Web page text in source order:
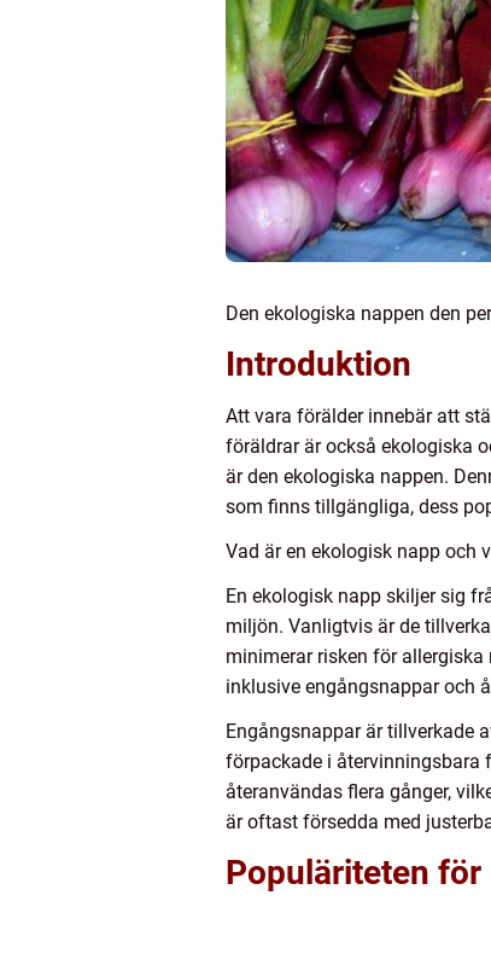
Den ekologiska nappen den
Introduktion
Att vara förälder innebär att
föräldrar är också ekologiska
är den ekologiska nappen.
som finns tillgängliga, dess
Vad är en ekologisk napp och
En ekologisk napp skiljer sig
miljön. Vanligtvis är de
minimerar risken för
inklusive engångsnappar och
Engångsnappar är tillverkade
förpackade i återvinningsbara
återanvändas flera gånger,
är oftast försedda med
Populäriteten